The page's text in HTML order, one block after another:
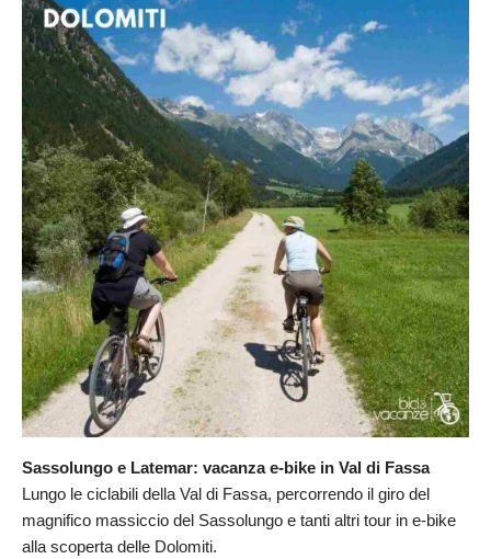
Sassolungo e Latemar: vacanza e-bike in Val di Fassa
Lungo le ciclabili della Val di Fassa, percorrendo il giro del
magnifico massiccio del Sassolungo e tanti altri tour in e-bike
alla scoperta delle Dolomiti.